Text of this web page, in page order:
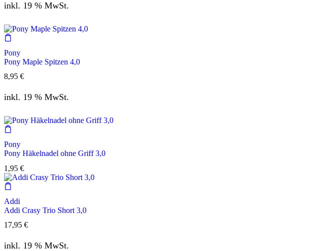
inkl. 19 % MwSt.
Pony
Pony Maple Spitzen 4,0
8,95 €
inkl. 19 % MwSt.
Pony
Pony Häkelnadel ohne Griff 3,0
1,95 €
Addi
Addi Crasy Trio Short 3,0
17,95 €
inkl. 19 % MwSt.